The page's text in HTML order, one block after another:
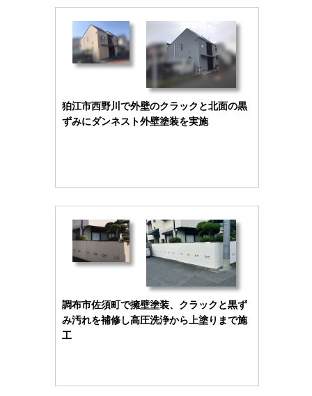
狛江市西野川で外壁のクラックと北面の黒
ずみにダンネスト外壁塗装を実施
調布市佐須町で擁壁塗装、クラックと黒ず
み汚れを補修し高圧洗浄から上塗りまで施
工